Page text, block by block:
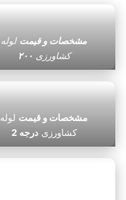
مشخصات و قیمت لوله
کشاورزی ۲۰۰
مشخصات و قیمت لوله
کشاورزیدرجه 2